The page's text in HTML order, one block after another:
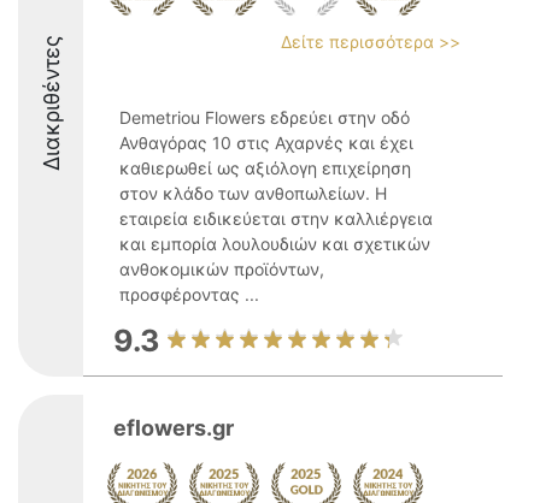
Διακριθέντες Δείτε περισσότερα >>
Demetriou Flowers εδρεύει στην οδό
Ανθαγόρας 10 στις Αχαρνές και έχει
καθιερωθεί ως αξιόλογη επιχείρηση
στον κλάδο των ανθοπωλείων. Η
εταιρεία ειδικεύεται στην καλλιέργεια
και εμπορία λουλουδιών και σχετικών
ανθοκομικών προϊόντων,
προσφέροντας ...
9.3
eflowers.gr